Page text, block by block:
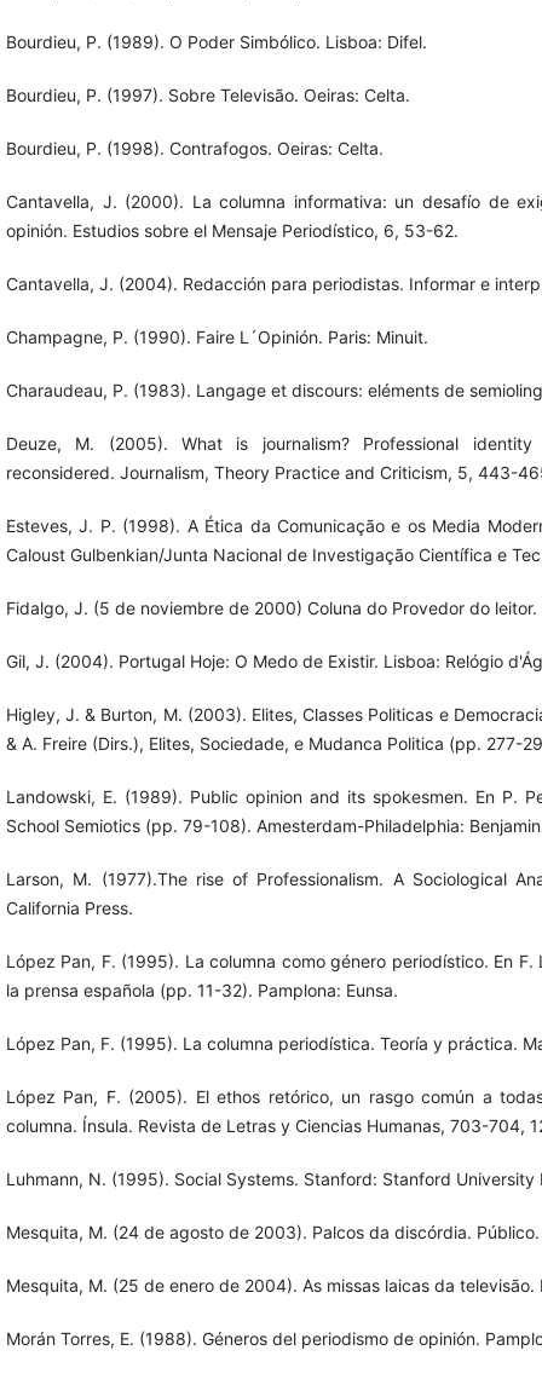
Bourdieu, P. (1989). O Poder Simbólico. Lisboa: Difel.
Bourdieu, P. (1997). Sobre Televisão. Oeiras: Celta.
Bourdieu, P. (1998). Contrafogos. Oeiras: Celta.
Cantavella, J. (2000). La columna informativa: un desafío de
opinión. Estudios sobre el Mensaje Periodístico, 6, 53-62.
Cantavella, J. (2004). Redacción para periodistas. Informar e
Champagne, P. (1990). Faire L´Opinión. Paris: Minuit.
Charaudeau, P. (1983). Langage et discours: eléments de
Deuze, M. (2005). What is journalism? Professional
reconsidered. Journalism, Theory Practice and Criticism, 5, 443-
Esteves, J. P. (1998). A Ética da Comunicação e os Media
Caloust Gulbenkian/Junta Nacional de Investigação Científica e
Fidalgo, J. (5 de noviembre de 2000) Coluna do Provedor do leitor.
Gil, J. (2004). Portugal Hoje: O Medo de Existir. Lisboa: Relógio
Higley, J. & Burton, M. (2003). Elites, Classes Politicas e
& A. Freire (Dirs.), Elites, Sociedade, e Mudanca Politica (pp. 277-
Landowski, E. (1989). Public opinion and its spokesmen. En P.
School Semiotics (pp. 79-108). Amesterdam-Philadelphia:
Larson, M. (1977).The rise of Professionalism. A Sociological
California Press.
López Pan, F. (1995). La columna como género periodístico. En
la prensa española (pp. 11-32). Pamplona: Eunsa.
López Pan, F. (1995). La columna periodística. Teoría y práctica.
López Pan, F. (2005). El ethos retórico, un rasgo común a
columna. Ínsula. Revista de Letras y Ciencias Humanas, 703-704,
Luhmann, N. (1995). Social Systems. Stanford: Stanford University
Mesquita, M. (24 de agosto de 2003). Palcos da discórdia. Público.
Mesquita, M. (25 de enero de 2004). As missas laicas da televisão.
Morán Torres, E. (1988). Géneros del periodismo de opinión.